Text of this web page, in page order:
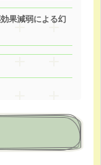
果減弱による幻